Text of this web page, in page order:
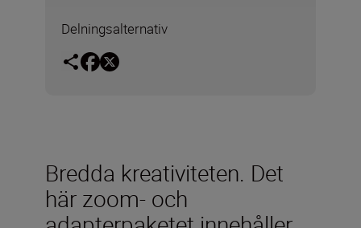
Delningsalternativ
Bredda kreativiteten. Det
här zoom- och